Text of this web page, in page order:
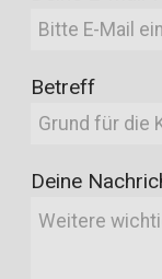
Betreff
Deine